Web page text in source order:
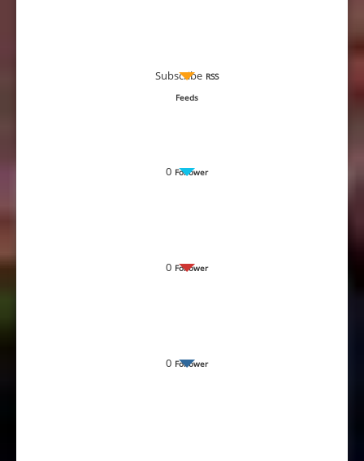
Subscribe RSS
Feeds
0 Follower
0 Follower
0 Follower